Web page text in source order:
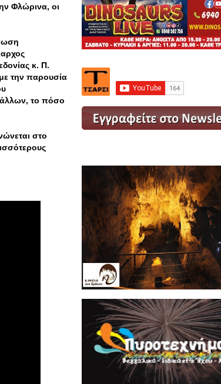
Φλώρινα, οι
κ. Π.
την παρουσία
άλλων, το πόσο
στο